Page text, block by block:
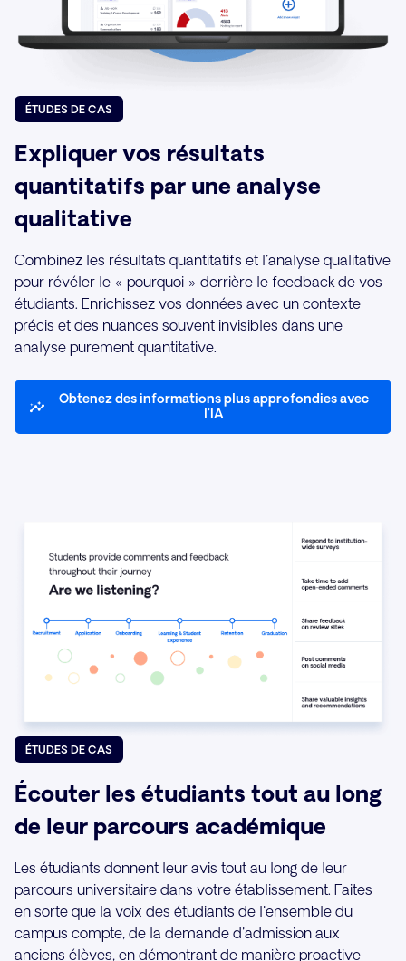
ÉTUDES DE CAS
Expliquer vos résultats
quantitatifs par une analyse
qualitative
Combinez les résultats quantitatifs et l'analyse qualitative
pour révéler le « pourquoi » derrière le feedback de vos
étudiants. Enrichissez vos données avec un contexte
précis et des nuances souvent invisibles dans une
analyse purement quantitative.
Obtenez des informations plus approfondies avec
l'IA
ÉTUDES DE CAS
Écouter les étudiants tout au long
de leur parcours académique
Les étudiants donnent leur avis tout au long de leur
parcours universitaire dans votre établissement. Faites
en sorte que la voix des étudiants de l'ensemble du
campus compte, de la demande d'admission aux
anciens élèves, en démontrant de manière proactive